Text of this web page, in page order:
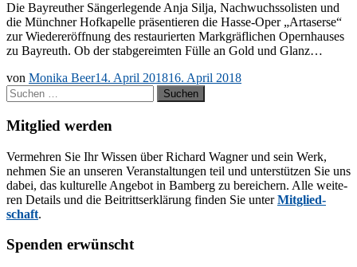
Die Bay­reu­ther Sän­ger­le­gen­de Anja Sil­ja, Nach­wuchs­so­lis­ten und
die Münch­ner Hof­ka­pel­le prä­sen­tie­ren die Has­­se-Oper „Ar­ta­ser­se“
zur Wie­der­eröff­nung des re­stau­rier­ten Mark­gräf­li­chen Opern­hau­ses
zu Bay­reuth. Ob der stab­ge­reim­ten Fül­le an Gold und Glanz…
von Monika Beer14. April 201816. April 2018
Suchen
nach:
Mitglied werden
Ver­meh­ren Sie Ihr Wis­sen über Ri­chard Wag­ner und sein Werk,
neh­men Sie an un­se­ren Ver­an­stal­tun­gen teil und un­ter­stüt­zen Sie uns
da­bei, das kul­tu­rel­le An­ge­bot in Bam­berg zu be­rei­chern. Alle wei­te­
ren De­tails und die Bei­tritts­er­klä­rung fin­den Sie un­terMit­glied­
schaft.
Spenden erwünscht